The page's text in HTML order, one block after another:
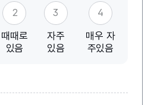
2
때때로
있음
3
자주
있음
4
매우 자
주있음